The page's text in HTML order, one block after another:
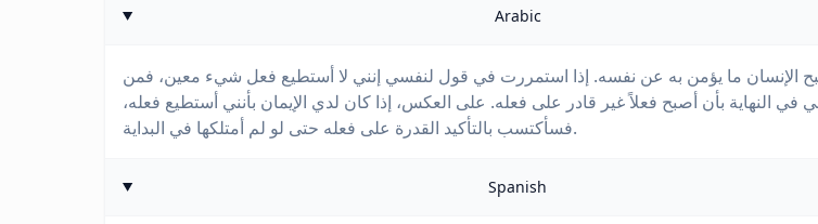
Arabic
الإنسان ما يؤمن به عن نفسه. إذا استمررت في قول لنفسي إنني لا أستطيع فعل شيء معين، فمن
في النهاية بأن أصبح فعلاً غير قادر على فعله. على العكس، إذا كان لدي الإيمان بأنني أستطيع فعله،
فسأكتسب بالتأكيد القدرة على فعله حتى لو لم أمتلكها في البداية.
Spanish